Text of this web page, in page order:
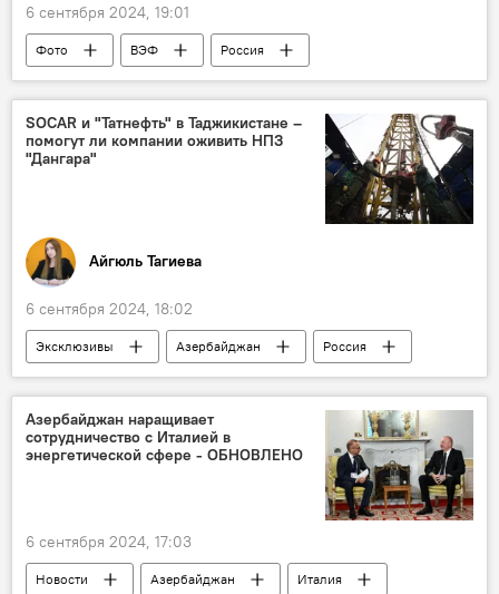
6 сентября 2024, 19:01
Фото ВЭФ
Россия
Глобальный форум
Экономический форум
Владивосток
Кампус
Фотография
Лучшие фотографии
Девушки
SOCAR и "Татнефть" в Таджикистане –
помогут ли компании оживить НПЗ
"Дангара"
Айгюль Тагиева
6 сентября 2024, 18:02
Эксклюзивы Азербайджан
Россия
Таджикистан
Татарстан
Нефть
Переработка
Сотрудничество
сырье СП
Азербайджан наращивает
сотрудничество с Италией в
энергетической сфере - ОБНОВЛЕНО
6 сентября 2024, 17:03
Новости Азербайджан Италия